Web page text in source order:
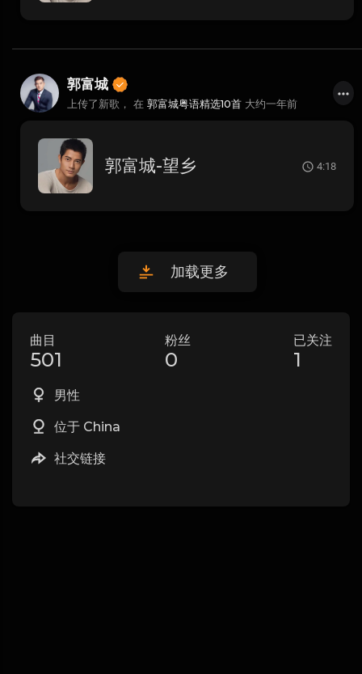
郭富城
上传了新歌， 在 郭富城粤语精选10首 大约一年前
郭富城-望乡 4:18
加载更多
曲目
501
粉丝
0
已关注
1
男性
位于 China
社交链接